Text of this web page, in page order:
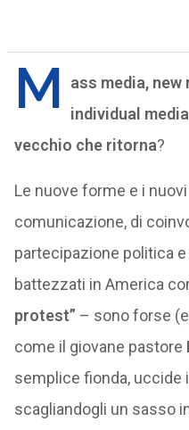
M
ass media, new
individual media
vecchio che ritorna?
Le nuove forme e i
comunicazione, di
partecipazione politica
battezzati in America
protest” – sono forse
come il giovane pastore
semplice fionda, uccide
scagliandogli un sasso